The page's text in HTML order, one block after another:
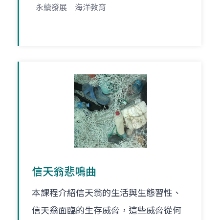
永續發展 海洋教育
信天翁悲鳴曲
本課程介紹信天翁的生活與生態習性、
信天翁面臨的生存威脅，這些威脅從何